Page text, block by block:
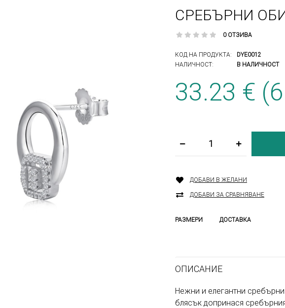
СРЕБЪРНИ
0 ОТЗИВА
КОД НА ПРОДУКТА:
НАЛИЧНОСТ:
DYE0012
В НАЛИЧНОСТ
33.23 €
ДОБАВИ В ЖЕЛАНИ
ДОБАВИ ЗА СРАВНЯВАНЕ
РАЗМЕРИ ДОСТАВКА
ОПИСАНИЕ
Нежни и елегантни
блясък допринася